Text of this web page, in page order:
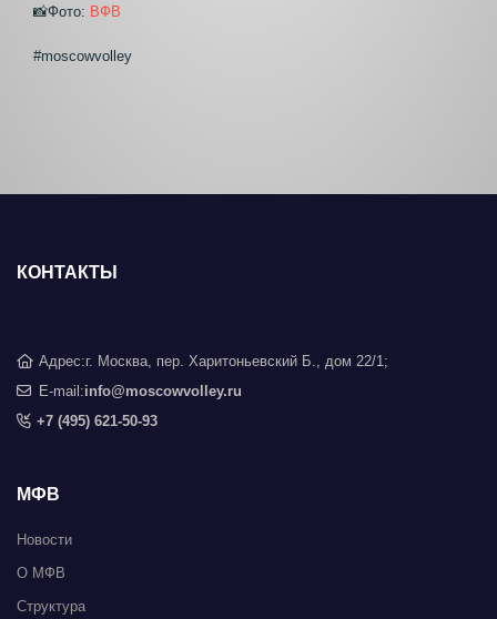
📸Фото: ВФВ
#moscowvolley
КОНТАКТЫ
Адрес:г. Москва, пер. Харитоньевский Б., дом 22/1;
E-mail:info@moscowvolley.ru
+7 (495) 621-50-93
МФВ
Новости
О МФВ
Структура